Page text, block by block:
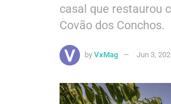
casal que restaurou
Covão dos Conchos.
by VxMag Jun 3,